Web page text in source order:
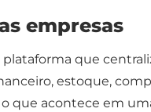
empresas
que
estoque,
que acontece em